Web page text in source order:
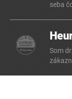
seba
Som